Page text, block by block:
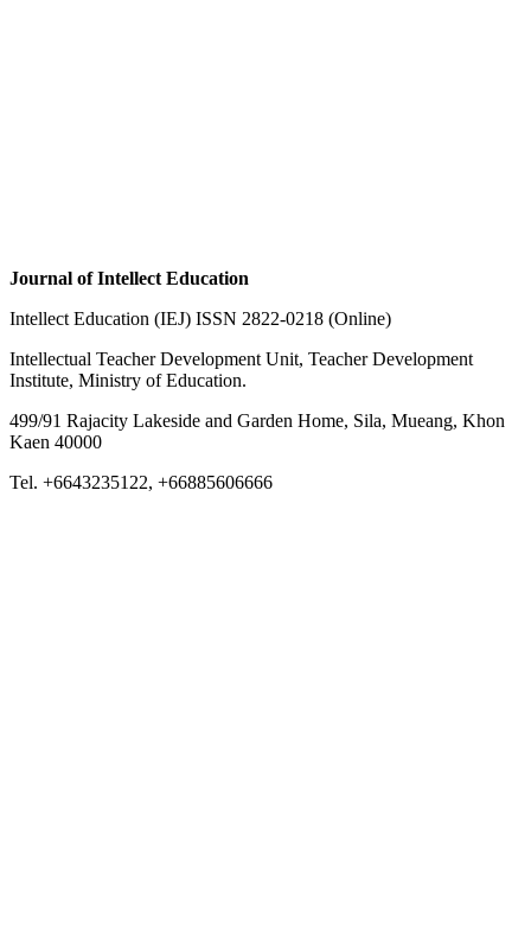
Journal of Intellect Education
Intellect Education (IEJ) ISSN 2822-0218 (Online)
Intellectual Teacher Development Unit, Teacher Development
Institute, Ministry of Education.
499/91 Rajacity Lakeside and Garden Home, Sila, Mueang, Khon
Kaen 40000
Tel. +6643235122, +66885606666